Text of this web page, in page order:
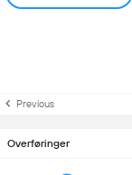
Previous
Overføringer